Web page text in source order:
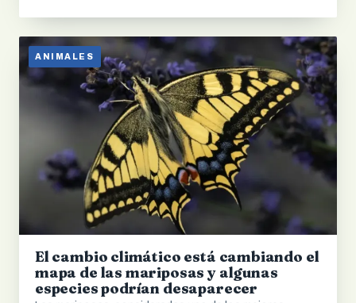
ANIMALES
El cambio climático está cambiando el
mapa de las mariposas y algunas
especies podrían desaparecer